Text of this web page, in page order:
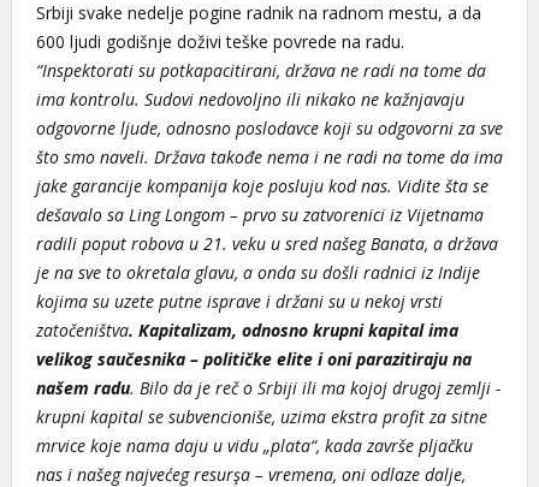
Srbiji svake nedelje pogine radnik na radnom mestu, a da
600 ljudi godišnje doživi teške povrede na radu.
“Inspektorati su potkapacitirani, država ne radi na tome da
ima kontrolu. Sudovi nedovoljno ili nikako ne kažnjavaju
odgovorne ljude, odnosno poslodavce koji su odgovorni za sve
što smo naveli. Država takođe nema i ne radi na tome da ima
jake garancije kompanija koje posluju kod nas. Vidite šta se
dešavalo sa Ling Longom – prvo su zatvorenici iz Vijetnama
radili poput robova u 21. veku u sred našeg Banata, a država
je na sve to okretala glavu, a onda su došli radnici iz Indije
kojima su uzete putne isprave i držani su u nekoj vrsti
zatočeništva. Kapitalizam, odnosno krupni kapital ima
velikog saučesnika – političke elite i oni parazitiraju na
našem radu. Bilo da je reč o Srbiji ili ma kojoj drugoj zemlji -
krupni kapital se subvencioniše, uzima ekstra profit za sitne
mrvice koje nama daju u vidu „plata“, kada završe pljačku
nas i našeg najvećeg resurşa – vremena, oni odlaze dalje,